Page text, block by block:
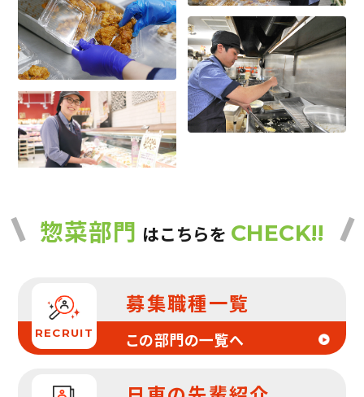
惣菜部門 はこちらを CHECK!!
RECRUIT
募集職種一覧
この部門の一覧へ